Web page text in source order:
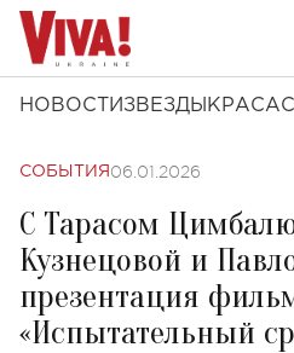
НОВОСТИ ЗВЕЗДЫ КРАСА
СОБЫТИЯ 06.01.2026
С Тарасом
Кузнецовой и
презентация
«Испытательный